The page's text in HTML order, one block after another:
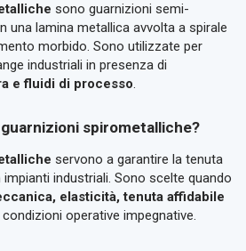
sono guarnizioni semi-
una lamina metallica avvolta a spirale
morbido. Sono utilizzate per
industriali in presenza di
e fluidi di processo.
spirometalliche?
servono a garantire la tenuta
industriali. Sono scelte quando
elasticità, tenuta affidabile
operative impegnative.